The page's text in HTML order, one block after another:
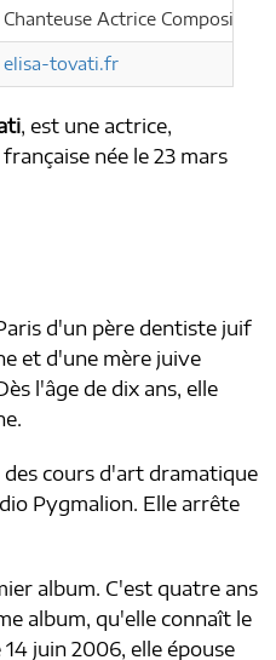
Chanteuse Actrice Compositrice
elisa-tovati.fr
, est une actrice,
née le 23 mars
d'un père dentiste juif
et d'une mère juive
l'âge de dix ans, elle
des cours d'art dramatique
Pygmalion. Elle arrête
album. C'est quatre ans
album, qu'elle connaît le
juin 2006, elle épouse